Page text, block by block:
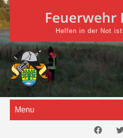
Skip
to
content
Feuerwehr
Helfen in der Not
Menu